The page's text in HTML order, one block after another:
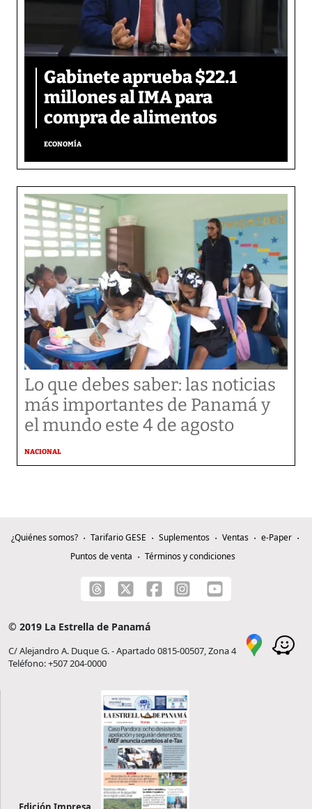
Gabinete aprueba $22.1
millones al IMA para
compra de alimentos
ECONOMÍA
Lo que debes saber: las noticias
más importantes de Panamá y
el mundo este 4 de agosto
NACIONAL
¿Quiénes somos? Tarifario GESE Suplementos Ventas
e-Paper
Puntos de venta
Términos y condiciones
© 2019 La Estrella de Panamá
C/ Alejandro A. Duque G. - Apartado 0815-00507, Zona 4
Teléfono: +507 204-0000